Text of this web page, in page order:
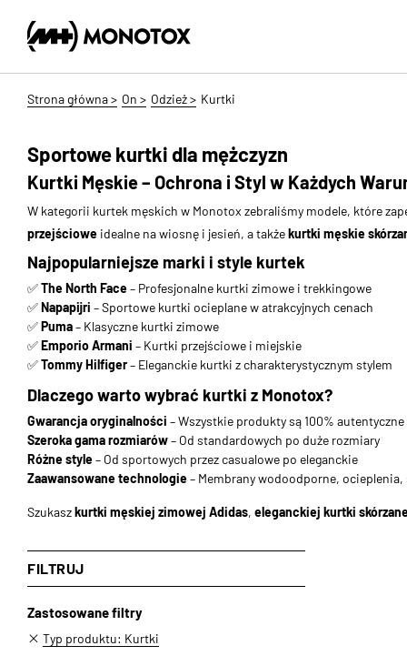
Strona główna > On > Odzież > Kurtki
Sportowe kurtki dla mężczyzn
Kurtki Męskie – Ochrona i Styl w Każdych
W kategorii kurtek męskich w Monotox zebraliśmy modele, które
przejściowe idealne na wiosnę i jesień, a takżekurtki męskie
Najpopularniejsze marki i style kurtek
✅The North Face– Profesjonalne kurtki zimowe i trekkingowe
✅Napapijri – Sportowe kurtki ocieplane w atrakcyjnych cenach
✅Puma– Klasyczne kurtki zimowe
✅Emporio Armani – Kurtki przejściowe i miejskie
✅Tommy Hilfiger– Eleganckie kurtki z charakterystycznym stylem
Dlaczego warto wybrać kurtki z Monotox?
Gwarancja oryginalności – Wszystkie produkty są 100% autentyczne
Szeroka gama rozmiarów– Od standardowych po duże rozmiary
Różne style– Od sportowych przez casualowe po eleganckie
Zaawansowane technologie– Membrany wodoodporne,
Szukaszkurtki męskiej zimowej Adidas, eleganckiej kurtki
FILTRUJ
Zastosowane filtry
Typ produktu: Kurtki